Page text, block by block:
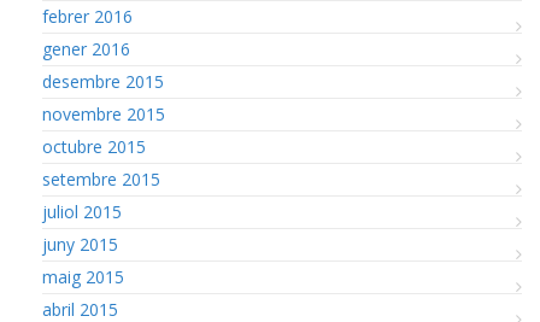
febrer 2016
gener 2016
desembre 2015
novembre 2015
octubre 2015
setembre 2015
juliol 2015
juny 2015
maig 2015
abril 2015